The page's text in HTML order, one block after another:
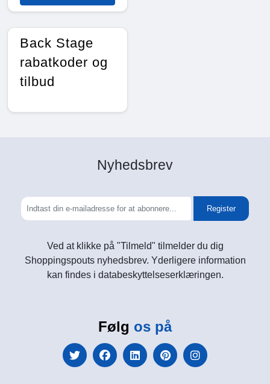
Back Stage
rabatkoder og
tilbud
Nyhedsbrev
Register
Ved at klikke på "Tilmeld" tilmelder du dig
Shoppingspouts nyhedsbrev. Yderligere information
kan findes i databeskyttelseserklæringen.
Følg os på